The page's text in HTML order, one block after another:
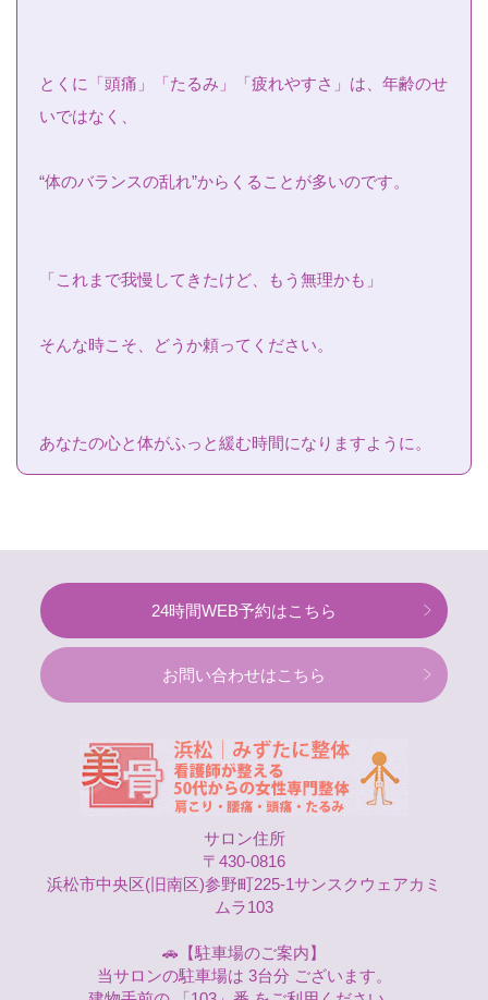
とくに「頭痛」「たるみ」「疲れやすさ」は、年齢のせ
いではなく、
“体のバランスの乱れ”からくることが多いのです。
「これまで我慢してきたけど、もう無理かも」
そんな時こそ、どうか頼ってください。
あなたの心と体がふっと緩む時間になりますように。
24時間WEB予約はこちら
お問い合わせはこちら
サロン住所
〒430-0816
浜松市中央区(旧南区)参野町225-1サンスクウェアカミ
ムラ103
🚗【駐車場のご案内】
当サロンの駐車場は 3台分 ございます。